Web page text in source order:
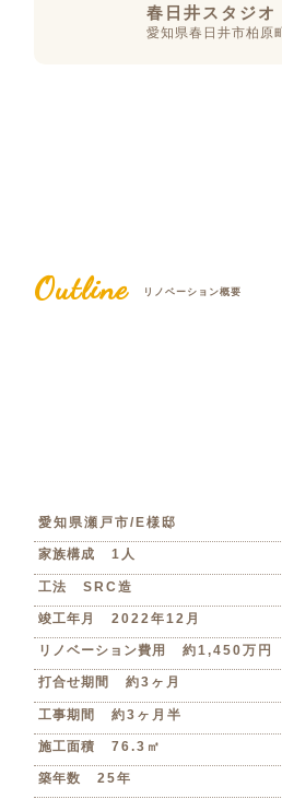
春日井スタジオ
愛知県春日井市柏原
Outline リノベーション概要
愛知県瀬戸市/E様邸
家族構成 1人
工法 SRC造
竣工年月 2022年12月
リノベーション費用 約1,450万円
打合せ期間 約3ヶ月
工事期間 約3ヶ月半
施工面積 76.3㎡
築年数 25年